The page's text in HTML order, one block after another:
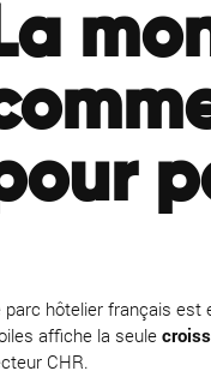
parc hôtelier français est
affiche la seule
CHR.